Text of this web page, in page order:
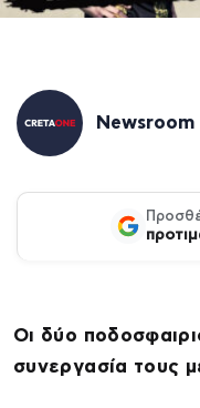
Newsroom
Οι δύο
συνεργασία τους